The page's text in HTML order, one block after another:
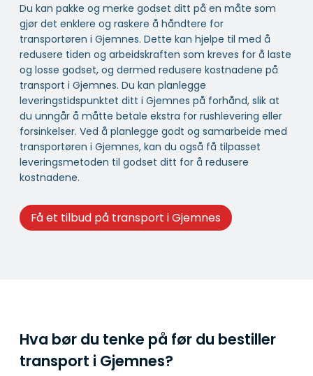
Du kan pakke og merke godset ditt på en måte som
gjør det enklere og raskere å håndtere for
transportøren i Gjemnes. Dette kan hjelpe til med å
redusere tiden og arbeidskraften som kreves for å laste
og losse godset, og dermed redusere kostnadene på
transport i Gjemnes. Du kan planlegge
leveringstidspunktet ditt i Gjemnes på forhånd, slik at
du unngår å måtte betale ekstra for rushlevering eller
forsinkelser. Ved å planlegge godt og samarbeide med
transportøren i Gjemnes, kan du også få tilpasset
leveringsmetoden til godset ditt for å redusere
kostnadene.
Få et tilbud på transport i Gjemnes
Hva bør du tenke på før du bestiller
transport i Gjemnes?